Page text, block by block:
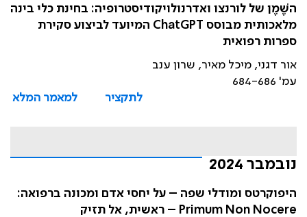
השֶׁמֶן של לורנצו ואדרנולויקודיסטרופיה: בחינת כלי בינה
מלאכותית מבוסס ChatGPT המיועד לביצוע סקירת
ספרות רפואית
אור דגני, מיכל מאיר, שרון ענב
עמ' 684-686
לתקציר
למאמר המלא
נובמבר 2024
היפוקרטס ומודלי שפה – על יחסי אדם ומכונה ברפואה:
Primum Non Nocere – ראשית, אל תזיק